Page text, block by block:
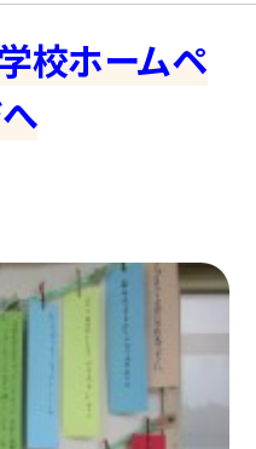
校ホームペ